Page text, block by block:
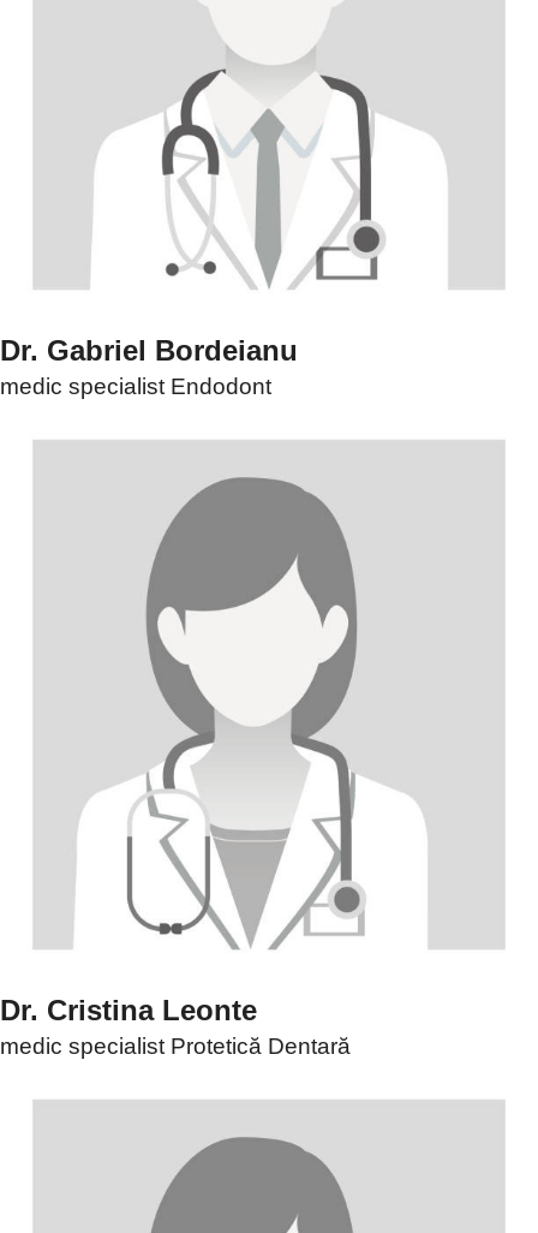
Dr. Gabriel Bordeianu
medic specialist Endodont
Dr. Cristina Leonte
medic specialist Protetică Dentară